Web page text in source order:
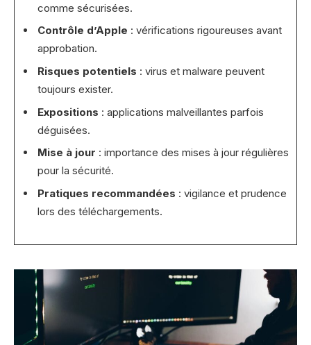
comme sécurisées.
Contrôle d’Apple : vérifications rigoureuses avant
approbation.
Risques potentiels : virus et malware peuvent
toujours exister.
Expositions : applications malveillantes parfois
déguisées.
Mise à jour : importance des mises à jour régulières
pour la sécurité.
Pratiques recommandées : vigilance et prudence
lors des téléchargements.